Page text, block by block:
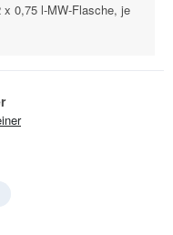
0,75 l-MW-Flasche, je